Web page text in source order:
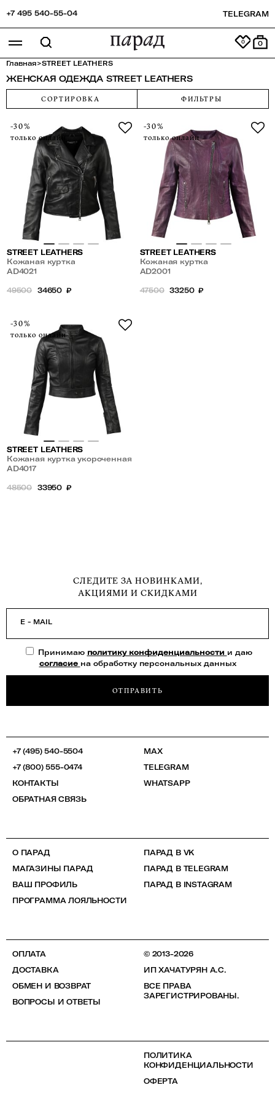
+7 495 540-55-04 TELEGRAM
0
Главная>STREET LEATHERS
ЖЕНСКАЯ ОДЕЖДА STREET LEATHERS
СОРТИРОВКА ФИЛЬТРЫ
-30%
только онлайн
STREET LEATHERS
Кожаная куртка
AD4021
49500 34650 ₽
-30%
только онлайн
STREET LEATHERS
Кожаная куртка
AD2001
47500 33250 ₽
-30%
только онлайн
STREET LEATHERS
Кожаная куртка укороченная
AD4017
48500 33950 ₽
СЛЕДИТЕ ЗА НОВИНКАМИ,
АКЦИЯМИ И СКИДКАМИ
E - MAIL
Принимаю политику конфиденциальности и даю
согласие на обработку персональных данных
ОТПРАВИТЬ
+7 (495) 540-5504
+7 (800) 555-0474
КОНТАКТЫ
ОБРАТНАЯ СВЯЗЬ
MAX
TELEGRAM
WHATSAPP
О ПАРАД
МАГАЗИНЫ ПАРАД
ВАШ ПРОФИЛЬ
ПРОГРАММА ЛОЯЛЬНОСТИ
ПАРАД В VK
ПАРАД В TELEGRAM
ПАРАД В INSTAGRAM
ОПЛАТА
ДОСТАВКА
ОБМЕН И ВОЗВРАТ
ВОПРОСЫ И ОТВЕТЫ
© 2013-2026
ИП ХАЧАТУРЯН А.С.
ВСЕ ПРАВА
ЗАРЕГИСТРИРОВАНЫ.
ПОЛИТИКА
КОНФИДЕНЦИАЛЬНОСТИ
ОФЕРТА